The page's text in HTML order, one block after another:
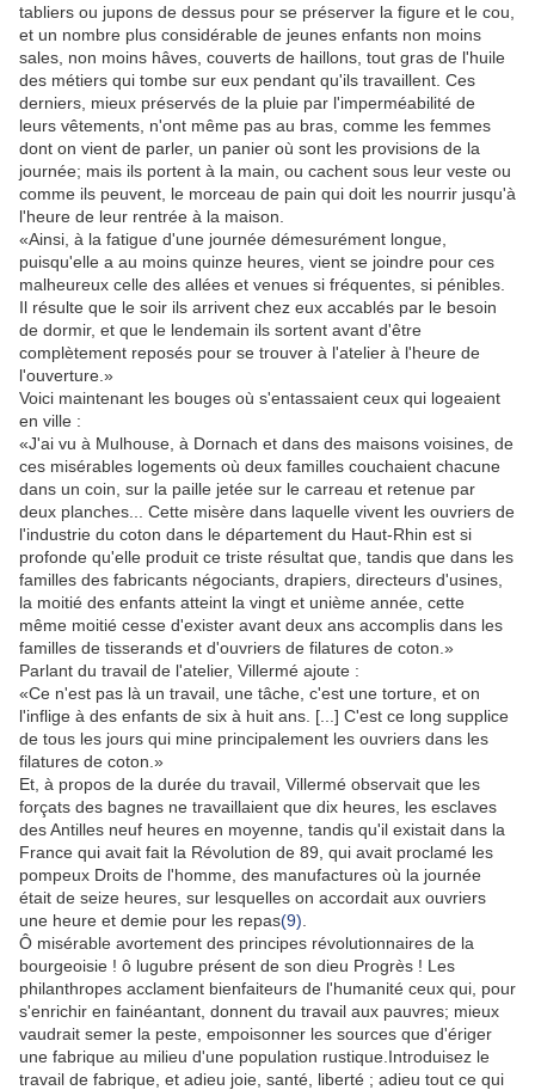
tabliers ou jupons de dessus pour se préserver la figure et le cou,
et un nombre plus considérable de jeunes enfants non moins
sales, non moins hâves, couverts de haillons, tout gras de l'huile
des métiers qui tombe sur eux pendant qu'ils travaillent. Ces
derniers, mieux préservés de la pluie par l'imperméabilité de
leurs vêtements, n'ont même pas au bras, comme les femmes
dont on vient de parler, un panier où sont les provisions de la
journée; mais ils portent à la main, ou cachent sous leur veste ou
comme ils peuvent, le morceau de pain qui doit les nourrir jusqu'à
l'heure de leur rentrée à la maison.
«Ainsi, à la fatigue d'une journée démesurément longue,
puisqu'elle a au moins quinze heures, vient se joindre pour ces
malheureux celle des allées et venues si fréquentes, si pénibles.
Il résulte que le soir ils arrivent chez eux accablés par le besoin
de dormir, et que le lendemain ils sortent avant d'être
complètement reposés pour se trouver à l'atelier à l'heure de
l'ouverture.»
Voici maintenant les bouges où s'entassaient ceux qui logeaient
en ville :
«J'ai vu à Mulhouse, à Dornach et dans des maisons voisines, de
ces misérables logements où deux familles couchaient chacune
dans un coin, sur la paille jetée sur le carreau et retenue par
deux planches... Cette misère dans laquelle vivent les ouvriers de
l'industrie du coton dans le département du Haut-Rhin est si
profonde qu'elle produit ce triste résultat que, tandis que dans les
familles des fabricants négociants, drapiers, directeurs d'usines,
la moitié des enfants atteint la vingt et unième année, cette
même moitié cesse d'exister avant deux ans accomplis dans les
familles de tisserands et d'ouvriers de filatures de coton.»
Parlant du travail de l'atelier, Villermé ajoute :
«Ce n'est pas là un travail, une tâche, c'est une torture, et on
l'inflige à des enfants de six à huit ans. [...] C'est ce long supplice
de tous les jours qui mine principalement les ouvriers dans les
filatures de coton.»
Et, à propos de la durée du travail, Villermé observait que les
forçats des bagnes ne travaillaient que dix heures, les esclaves
des Antilles neuf heures en moyenne, tandis qu'il existait dans la
France qui avait fait la Révolution de 89, qui avait proclamé les
pompeux Droits de l'homme, des manufactures où la journée
était de seize heures, sur lesquelles on accordait aux ouvriers
une heure et demie pour les repas(9)
Ô misérable avortement des principes révolutionnaires de la
bourgeoisie ! ô lugubre présent de son dieu Progrès ! Les
philanthropes acclament bienfaiteurs de l'humanité ceux qui, pour
s'enrichir en fainéantant, donnent du travail aux pauvres; mieux
vaudrait semer la peste, empoisonner les sources que d'ériger
une fabrique au milieu d'une population rustique.Introduisez le
travail de fabrique, et adieu joie, santé, liberté ; adieu tout ce qui